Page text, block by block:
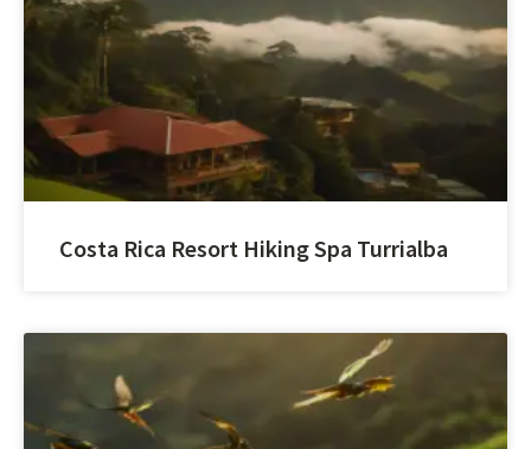
Costa Rica Resort Hiking Spa Turrialba